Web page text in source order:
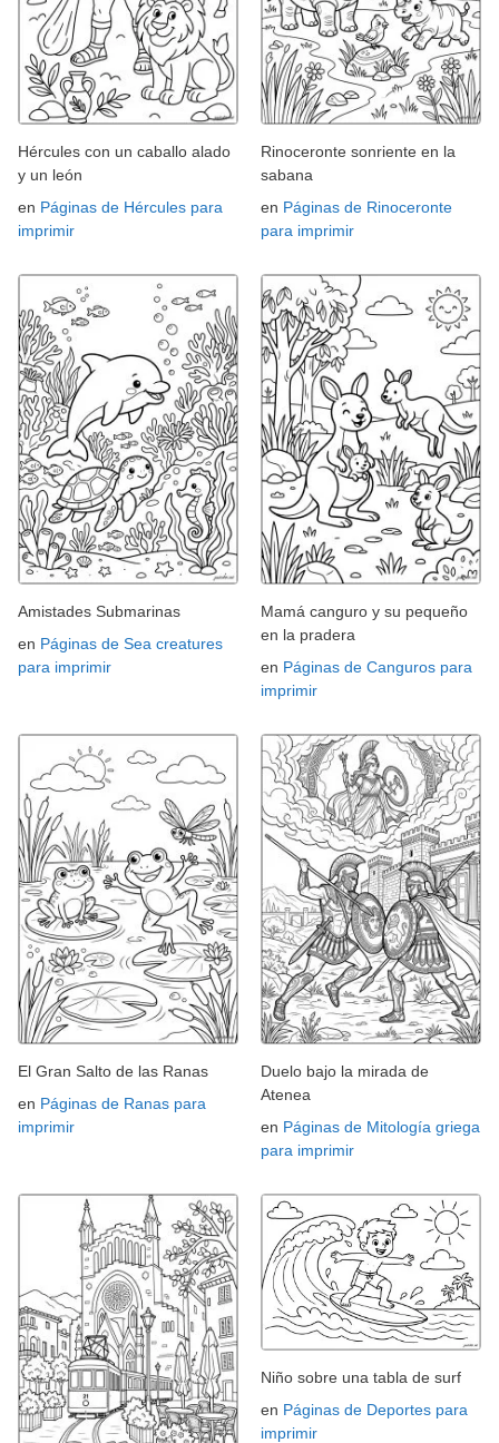
Hércules con un caballo alado
y un león
en Páginas de Hércules para
imprimir
Rinoceronte sonriente en la
sabana
en Páginas de Rinoceronte
para imprimir
Amistades Submarinas
en Páginas de Sea creatures
para imprimir
Mamá canguro y su pequeño
en la pradera
en Páginas de Canguros para
imprimir
El Gran Salto de las Ranas
en Páginas de Ranas para
imprimir
Duelo bajo la mirada de
Atenea
en Páginas de Mitología griega
para imprimir
Niño sobre una tabla de surf
en Páginas de Deportes para
imprimir